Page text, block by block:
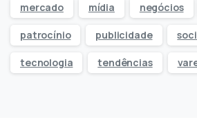
mercado mídia negócios
patrocínio publicidade
tecnologia tendências